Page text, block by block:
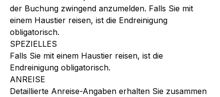
der Buchung zwingend anzumelden. Falls Sie mit
einem Haustier reisen, ist die Endreinigung
obligatorisch.
SPEZIELLES
Falls Sie mit einem Haustier reisen, ist die
Endreinigung obligatorisch.
ANREISE
Detaillierte Anreise-Angaben erhalten Sie zusammen